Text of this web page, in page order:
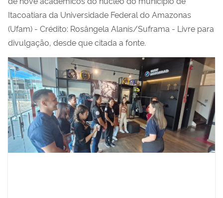
Itacoatiara da Universidade Federal do Amazonas
(Ufam) - Crédito: Rosângela Alanís/Suframa - Livre para
divulgação, desde que citada a fonte.